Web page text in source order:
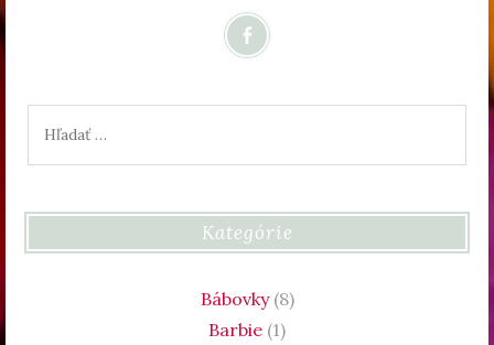
Kategórie
Bábovky(8)
Barbie (1)